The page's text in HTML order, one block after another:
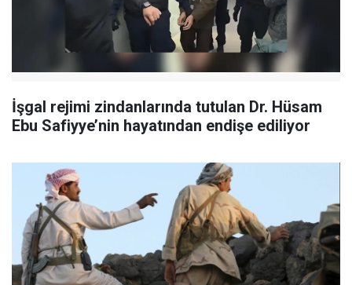
İşgal rejimi zindanlarında tutulan Dr. Hüsam
Ebu Safiyye’nin hayatından endişe ediliyor